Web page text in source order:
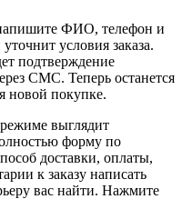
ФИО, телефон и
условия заказа.
подтверждение
СМС. Теперь останется
новой покупке.
выглядит
форму по
доставки, оплаты,
к заказу написать
вас найти. Нажмите